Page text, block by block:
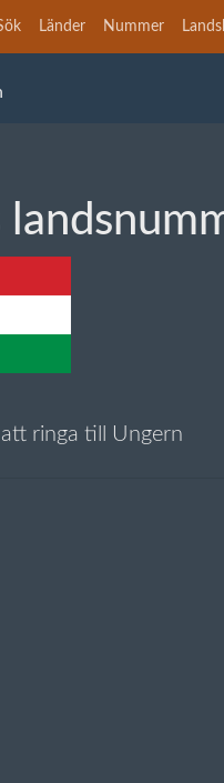
Länder Nummer
ringa till Ungern